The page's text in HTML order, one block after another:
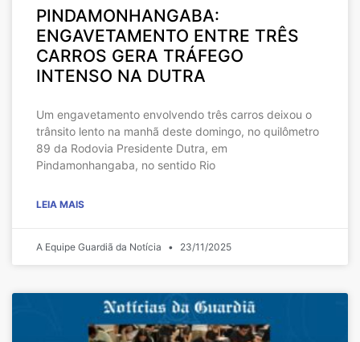
PINDAMONHANGABA:
ENGAVETAMENTO ENTRE TRÊS
CARROS GERA TRÁFEGO
INTENSO NA DUTRA
Um engavetamento envolvendo três carros deixou o
trânsito lento na manhã deste domingo, no quilômetro
89 da Rodovia Presidente Dutra, em
Pindamonhangaba, no sentido Rio
LEIA MAIS
A Equipe Guardiã da Notícia 23/11/2025